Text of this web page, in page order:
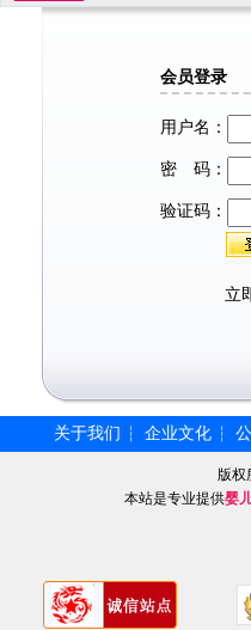
会员登录
用户名：
密 码：
验证码：
立
关于我们 ┆ 企业文化 ┆
版
本站是专业提供婴